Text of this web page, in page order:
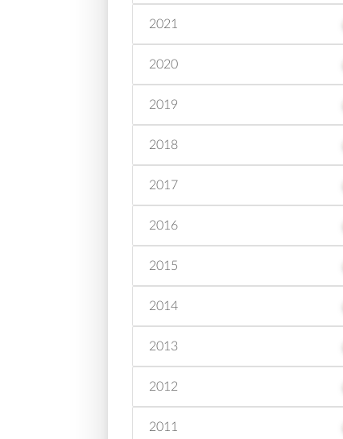
2021
2020
2019
2018
2017
2016
2015
2014
2013
2012
2011